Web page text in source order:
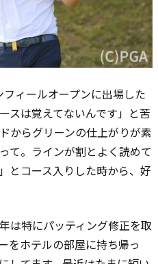
ィールオープンに出場した
スは覚えてないんです」と苦
からグリーンの仕上がりが素
て。ラインが割とよく読めて
とコース入りした時から、好
は特にパッティング修正を取
をホテルの部屋に持ち帰っ